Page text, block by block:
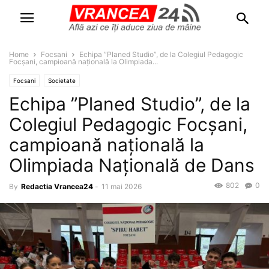
Home Focsani
Echipa ”Planed Studio”, de la Colegiul Pedagogic
Focșani, campioană națională la Olimpiada...
Focsani Societate
Echipa ”Planed Studio”, de la
Colegiul Pedagogic Focșani,
campioană națională la
Olimpiada Națională de Dans
By Redactia Vrancea24 - 11 mai 2026 0
802